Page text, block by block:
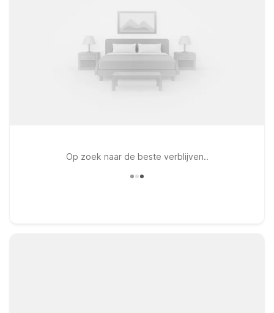
Op zoek naar de beste verblijven..